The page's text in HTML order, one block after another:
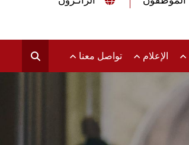
الإعلام تواصل معنا